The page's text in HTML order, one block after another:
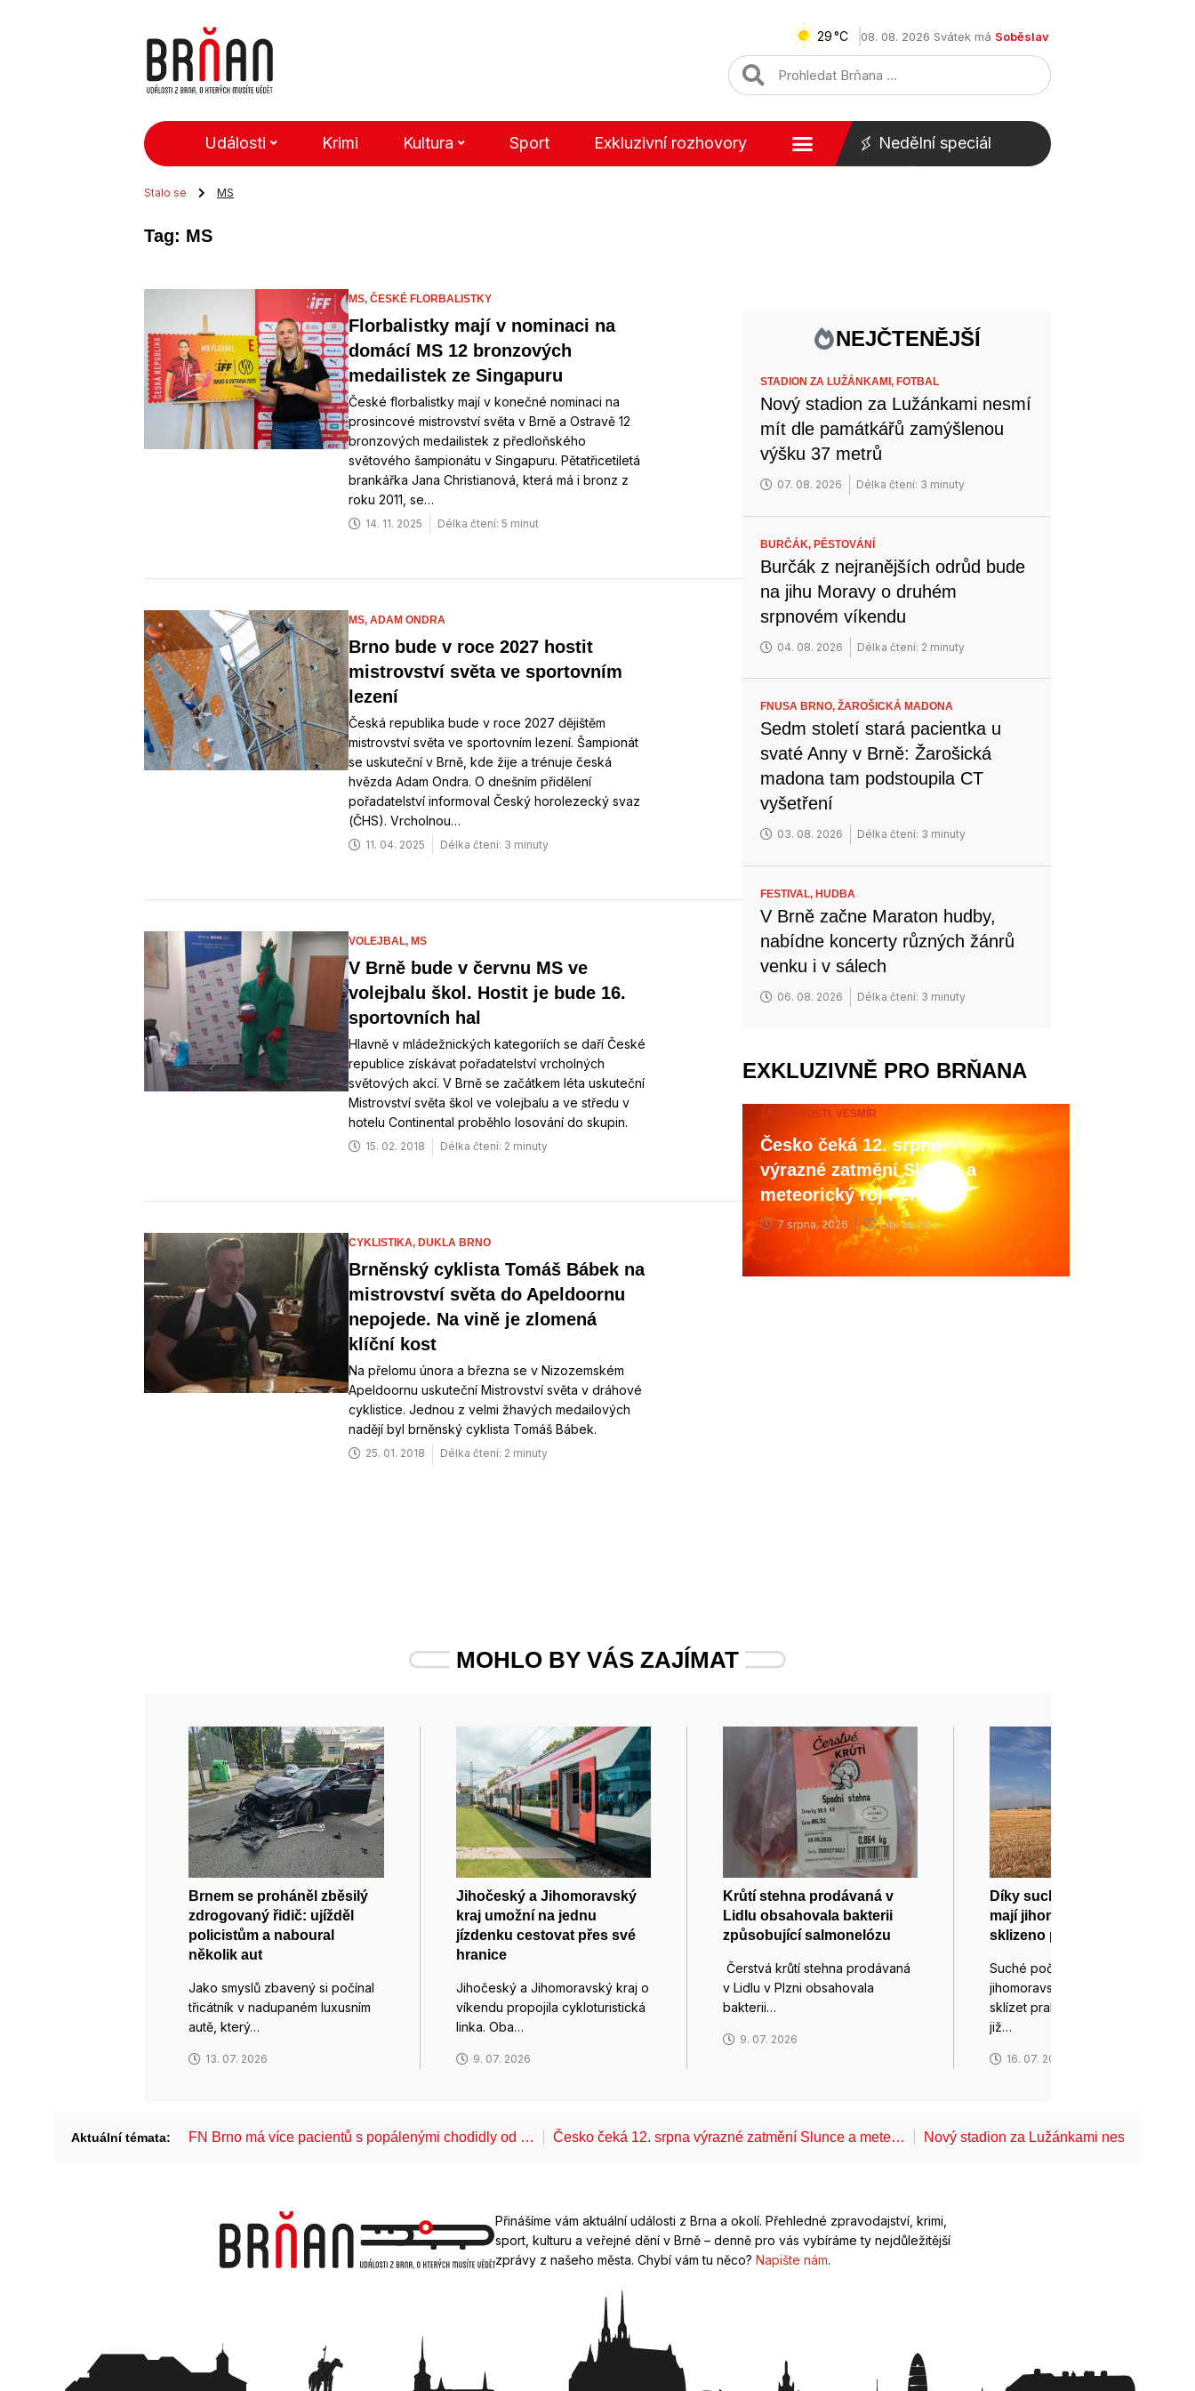
29 08. 08. 2026 Svátek má Soběslav
Události Krimi Kultura Sport Exkluzivní rozhovory Nedělní speciál
Stalo se MS
Tag: MS
MS, ČESKÉ FLORBALISTKY
Florbalistky mají v nominaci na
domácí MS 12 bronzových
medailistek ze Singapuru
České florbalistky mají v konečné nominaci na
prosincové mistrovství světa v Brně a Ostravě 12
bronzových medailistek z předloňského
světového šampionátu v Singapuru. Pětatřicetiletá
brankářka Jana Christianová, která má i bronz z
roku 2011, se…
14. 11. 2025 Délka čtení: 5 minut
MS, ADAM ONDRA
Brno bude v roce 2027 hostit
mistrovství světa ve sportovním
lezení
Česká republika bude v roce 2027 dějištěm
mistrovství světa ve sportovním lezení. Šampionát
se uskuteční v Brně, kde žije a trénuje česká
hvězda Adam Ondra. O dnešním přidělení
pořadatelství informoval Český horolezecký svaz
(ČHS). Vrcholnou…
11. 04. 2025 Délka čtení: 3 minuty
VOLEJBAL, MS
V Brně bude v červnu MS ve
volejbalu škol. Hostit je bude 16.
sportovních hal
Hlavně v mládežnických kategoriích se daří České
republice získávat pořadatelství vrcholných
světových akcí. V Brně se začátkem léta uskuteční
Mistrovství světa škol ve volejbalu a ve středu v
hotelu Continental proběhlo losování do skupin.
15. 02. 2018 Délka čtení: 2 minuty
CYKLISTIKA, DUKLA BRNO
Brněnský cyklista Tomáš Bábek na
mistrovství světa do Apeldoornu
nepojede. Na vině je zlomená
klíční kost
Na přelomu února a března se v Nizozemském
Apeldoornu uskuteční Mistrovství světa v dráhové
cyklistice. Jednou z velmi žhavých medailových
nadějí byl brněnský cyklista Tomáš Bábek.
25. 01. 2018 Délka čtení: 2 minuty
NEJČTENĚJŠÍ
STADION ZA LUŽÁNKAMI, FOTBAL
Nový stadion za Lužánkami nesmí
mít dle památkářů zamýšlenou
výšku 37 metrů
07. 08. 2026 Délka čtení: 3 minuty
BURČÁK,PĚSTOVÁNÍ
Burčák z nejranějších odrůd bude
na jihu Moravy o druhém
srpnovém víkendu
04. 08. 2026 Délka čtení: 2 minuty
FNUSA BRNO,ŽAROŠICKÁ MADONA
Sedm století stará pacientka u
svaté Anny v Brně: Žarošická
madona tam podstoupila CT
vyšetření
03. 08. 2026 Délka čtení: 3 minuty
FESTIVAL,HUDBA
V Brně začne Maraton hudby,
nabídne koncerty různých žánrů
venku i v sálech
06. 08. 2026 Délka čtení: 3 minuty
EXKLUZIVNĚ PRO BRŇANA
ZAJÍMAVOSTI,VESMÍR
Česko čeká 12. srpna
výrazné zatmění Slunce a
meteorický roj Perseid
7 srpna, 2026 Líbí se (0 )
MOHLO BY VÁS ZAJÍMAT
Brnem se proháněl zběsilý
zdrogovaný řidič: ujížděl
policistům a naboural
několik aut
Jako smyslů zbavený si počínal
třicátník v nadupaném luxusním
autě, který…
13. 07. 2026
Jihočeský a Jihomoravský
kraj umožní na jednu
jízdenku cestovat přes své
hranice
Jihočeský a Jihomoravský kraj o
víkendu propojila cykloturistická
linka. Oba…
9. 07. 2026
Krůtí stehna prodávaná v
Lidlu obsahovala bakterii
způsobující salmonelózu
Čerstvá krůtí stehna prodávaná
v Lidlu v Plzni obsahovala
bakterii…
9. 07. 2026
Díky suchému počasí už
mají jihomoravští zemědělci
sklizeno přes 50 pct obilovin
Suché počasí umožnilo
jihomoravským zemědělcům
sklízet prakticky bez přestávky
již…
16. 07. 2026
Aktuální témata: FN Brno má více pacientů s popálenými chodidly od … Česko čeká 12. srpna výrazné zatmění Slunce a mete… Nový stadion za Lužánkami nesmí mít dle
Přinášíme vám aktuální události z Brna a okolí. Přehledné zpravodajství, krimi,
sport, kulturu a veřejné dění v Brně – denně pro vás vybíráme ty nejdůležitější
zprávy z našeho města. Chybí vám tu něco? Napište nám.